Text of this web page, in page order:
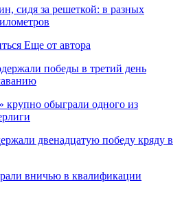
сидя за решеткой: в разных
Еще от автора
победы в третий день
обыграли одного из
двенадцатую победу кряду в
вничью в квалификации